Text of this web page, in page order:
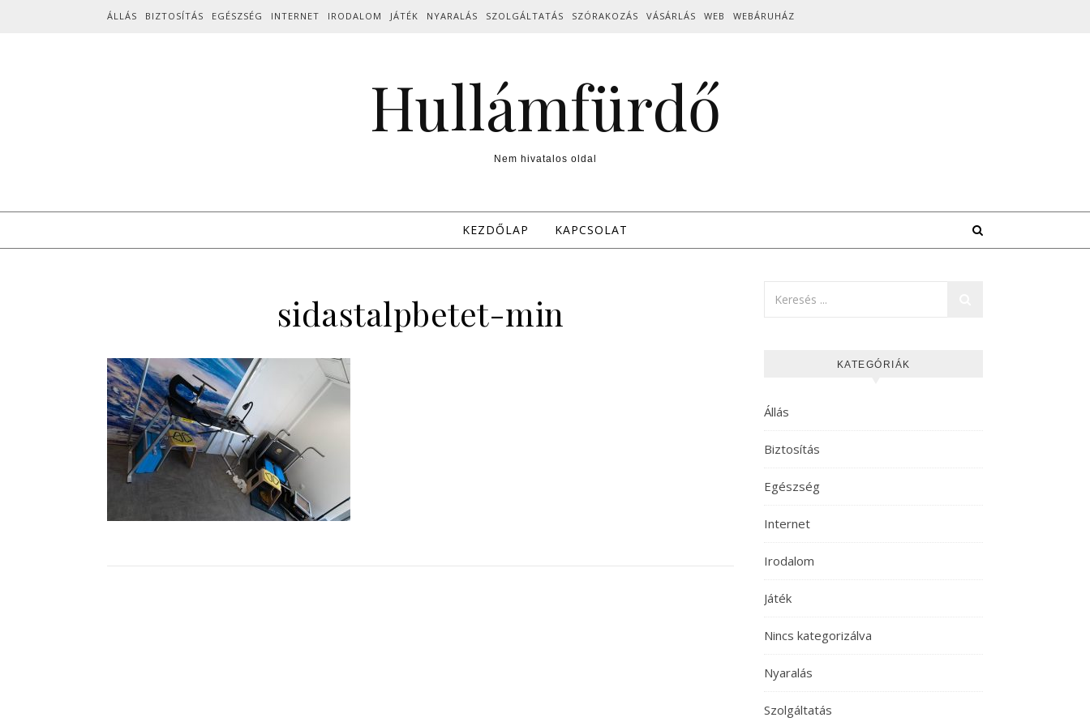
ÁLLÁS BIZTOSÍTÁS EGÉSZSÉG INTERNET IRODALOM JÁTÉK NYARALÁS SZOLGÁLTATÁS SZÓRAKOZÁS VÁSÁRLÁS WEB WEBÁRUHÁZ
Hullámfürdő
Nem hivatalos oldal
KEZDŐLAP KAPCSOLAT
sidastalpbetet-min
KATEGÓRIÁK
Állás
Biztosítás
Egészség
Internet
Irodalom
Játék
Nincs kategorizálva
Nyaralás
Szolgáltatás